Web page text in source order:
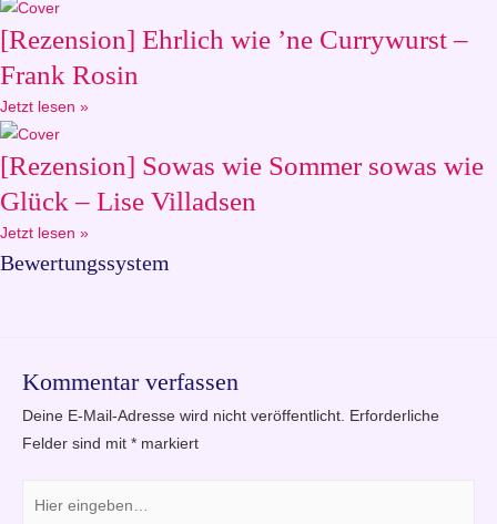
[Rezension] Ehrlich wie ’ne Currywurst –
Frank Rosin
Jetzt lesen »
[Rezension] Sowas wie Sommer sowas wie
Glück – Lise Villadsen
Jetzt lesen »
Bewertungssystem
Kommentar verfassen
Deine E-Mail-Adresse wird nicht veröffentlicht. Erforderliche
Felder sind mit * markiert